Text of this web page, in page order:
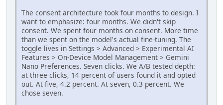
The consent architecture took four months to design. I
want to emphasize: four months. We didn't skip
consent. We spent four months on consent. More time
than we spent on the model's actual fine-tuning. The
toggle lives in Settings > Advanced > Experimental AI
Features > On-Device Model Management > Gemini
Nano Preferences. Seven clicks. We A/B tested depth:
at three clicks, 14 percent of users found it and opted
out. At five, 4.2 percent. At seven, 0.3 percent. We
chose seven.